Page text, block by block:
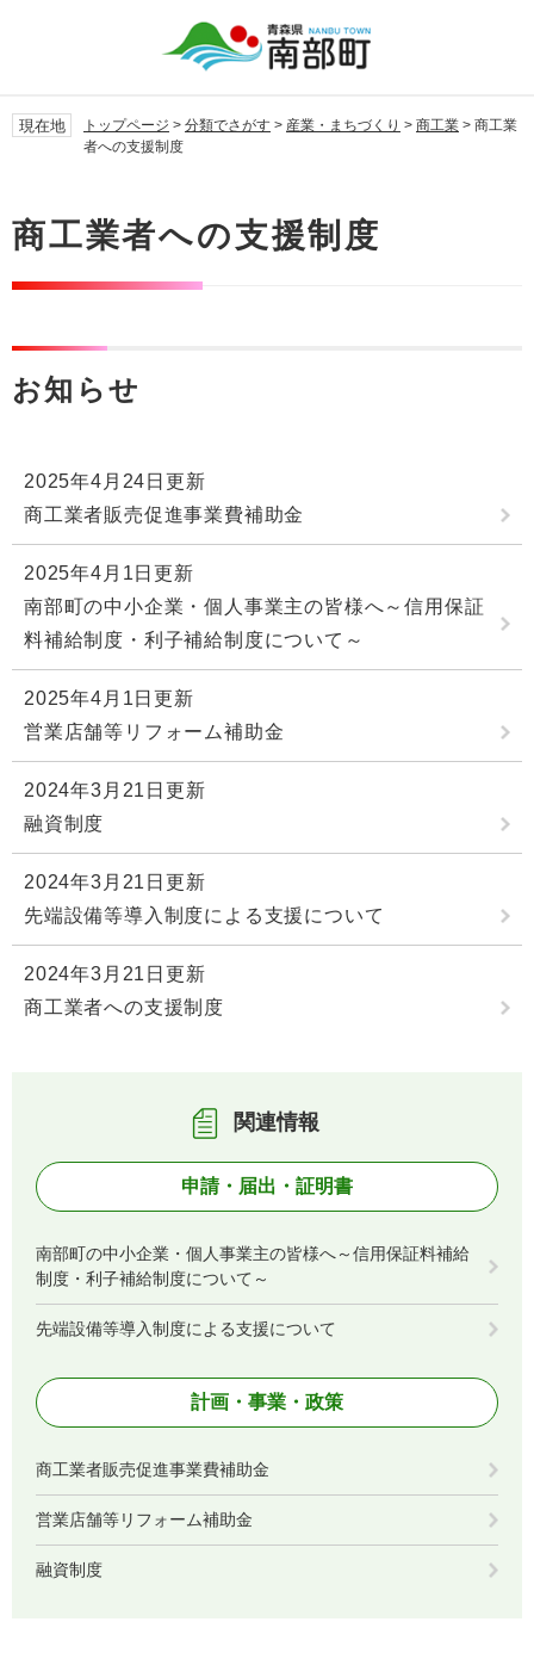
先
頭
を
飛
へ
現在地 トップページ > 分類でさがす > 産業・まちづくり > 商工業 > 商工業
者への支援制度
文
商工業者への支援制度
お知らせ
2025年4月24日更新
商工業者販売促進事業費補助金
2025年4月1日更新
南部町の中小企業・個人事業主の皆様へ～信用保証
料補給制度・利子補給制度について～
2025年4月1日更新
営業店舗等リフォーム補助金
2024年3月21日更新
融資制度
2024年3月21日更新
先端設備等導入制度による支援について
2024年3月21日更新
商工業者への支援制度
関連情報
申請・届出・証明書
南部町の中小企業・個人事業主の皆様へ～信用保証料補給
制度・利子補給制度について～
先端設備等導入制度による支援について
計画・事業・政策
商工業者販売促進事業費補助金
営業店舗等リフォーム補助金
融資制度